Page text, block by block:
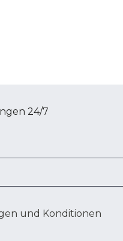
24/7
und Konditionen